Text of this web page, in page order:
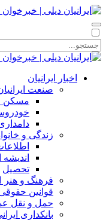
اخبار ایرانیان
صنعت
مسکن
زندگی و
تحصیل
فرهنگ و هنر
قوانین
حمل و نقل
بانکداری